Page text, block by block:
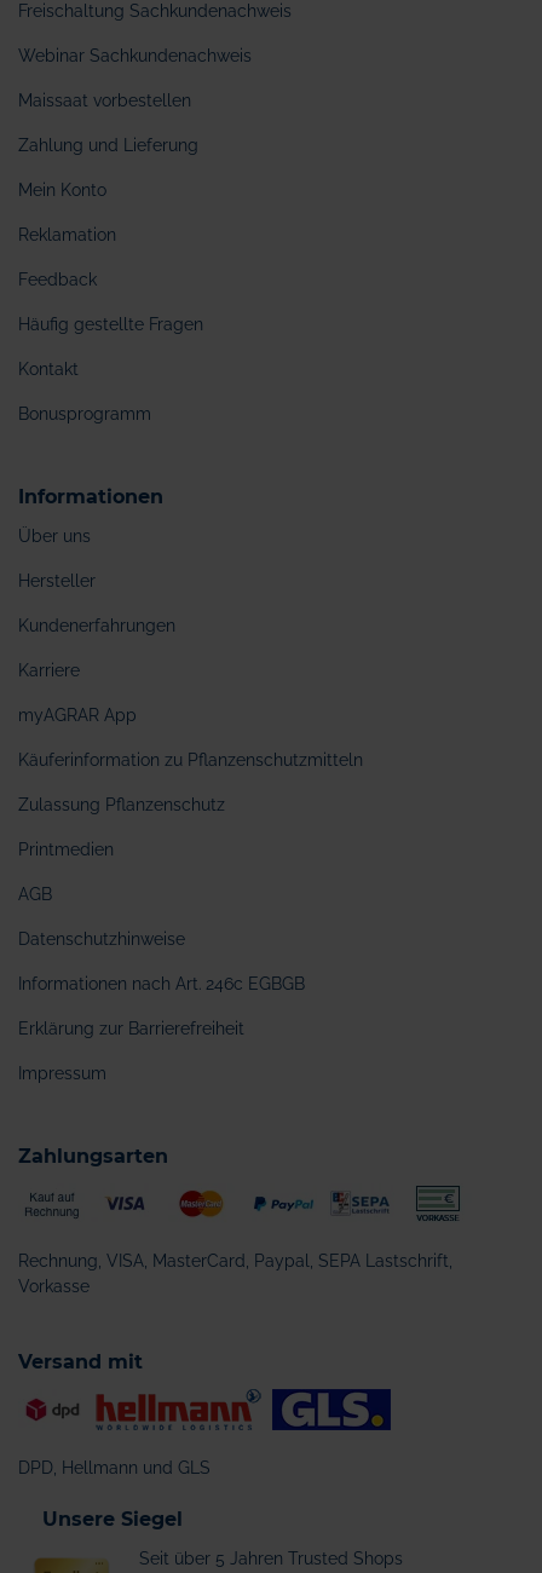
Freischaltung Sachkundenachweis
Webinar Sachkundenachweis
Maissaat vorbestellen
Zahlung und Lieferung
Mein Konto
Reklamation
Feedback
Häufig gestellte Fragen
Kontakt
Bonusprogramm
Informationen
Über uns
Hersteller
Kundenerfahrungen
Karriere
myAGRAR App
Käuferinformation zu Pflanzenschutzmitteln
Zulassung Pflanzenschutz
Printmedien
AGB
Datenschutzhinweise
Informationen nach Art. 246c EGBGB
Erklärung zur Barrierefreiheit
Impressum
Zahlungsarten
Rechnung, VISA, MasterCard, Paypal, SEPA Lastschrift,
Vorkasse
Versand mit
DPD, Hellmann und GLS
Unsere Siegel
Seit über 5 Jahren Trusted Shops